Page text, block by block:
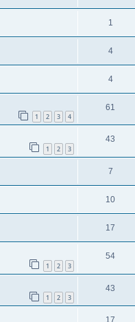
1
4
4
1 2 3 4
61
1 2 3
43
7
10
17
1 2 3
54
1 2 3
43